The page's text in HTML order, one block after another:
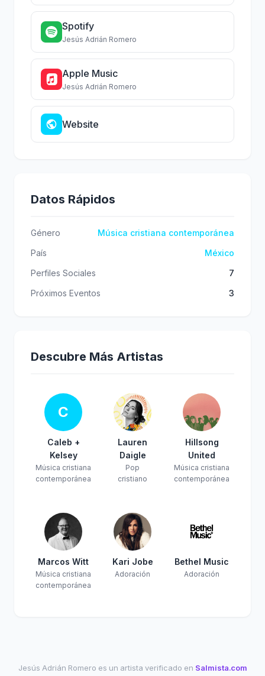
Spotify
Jesús Adrián Romero
Apple Music
Jesús Adrián Romero
Website
Datos Rápidos
Género
Música cristiana contemporánea
País
México
Perfiles Sociales
7
Próximos Eventos
3
Descubre Más Artistas
C
Caleb +
Kelsey
Música cristiana
contemporánea
Lauren
Daigle
Pop
cristiano
Hillsong
United
Música cristiana
contemporánea
Marcos Witt
Música cristiana
contemporánea
Kari Jobe
Adoración
Bethel Music
Adoración
Jesús Adrián Romero es un artista verificado en Salmista.com